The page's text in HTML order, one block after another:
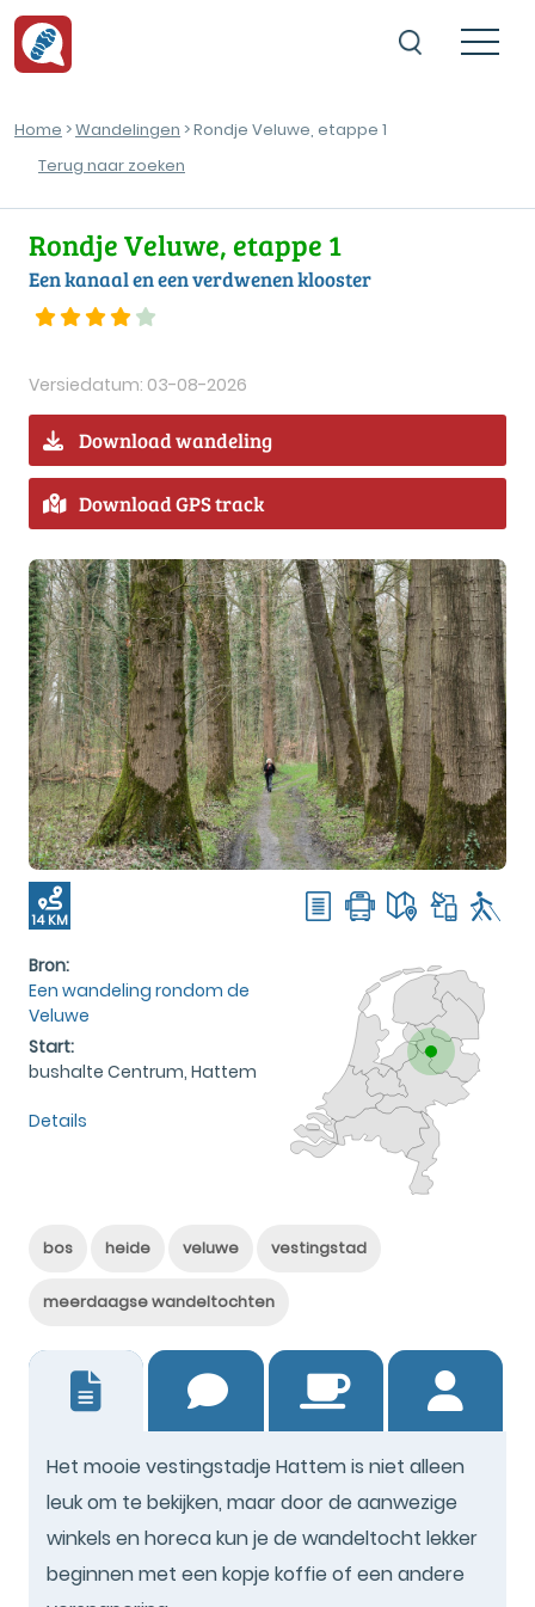
Home >Wandelingen > Rondje Veluwe, etappe 1
Terug naar zoeken
Rondje Veluwe, etappe 1
Een kanaal en een verdwenen klooster
Versiedatum: 03-08-2026
Download wandeling
Download GPS track
14 KM
Bron:
Een wandeling rondom de
Veluwe
Start:
bushalte Centrum, Hattem
Details
bos heide veluwe vestingstad
meerdaagse wandeltochten
Het mooie vestingstadje Hattem is niet alleen
leuk om te bekijken, maar door de aanwezige
winkels en horeca kun je de wandeltocht lekker
beginnen met een kopje koffie of een andere